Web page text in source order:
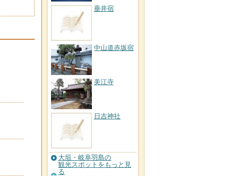
垂井宿
中山道赤坂宿
美江寺
日吉神社
大垣・岐阜羽島の
観光スポットをもっと見
る